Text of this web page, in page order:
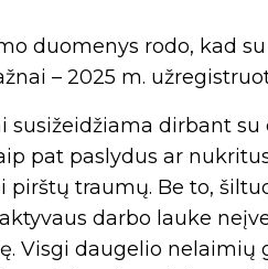
duomenys rodo, kad
– 2025 m.
susižeidžiama dirbant
pat paslydus ar
pirštų traumų. Be to,
darbo lauke
Visgi daugelio